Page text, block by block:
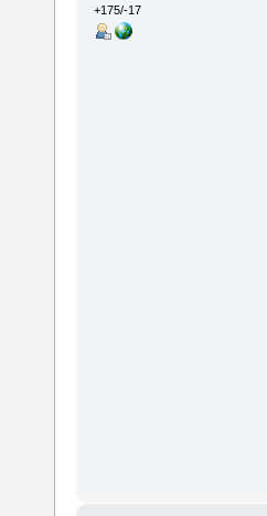
+175/-17